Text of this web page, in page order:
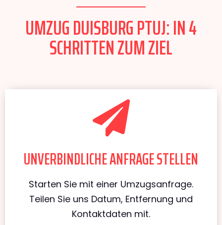
UMZUG DUISBURG PTUJ: IN 4
SCHRITTEN ZUM ZIEL
UNVERBINDLICHE ANFRAGE STELLEN
Starten Sie mit einer Umzugsanfrage.
Teilen Sie uns Datum, Entfernung und
Kontaktdaten mit.